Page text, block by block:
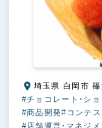
埼玉県
#チョコレート・シ
#商品開発#コンテ
#店舗運営・マネジメ